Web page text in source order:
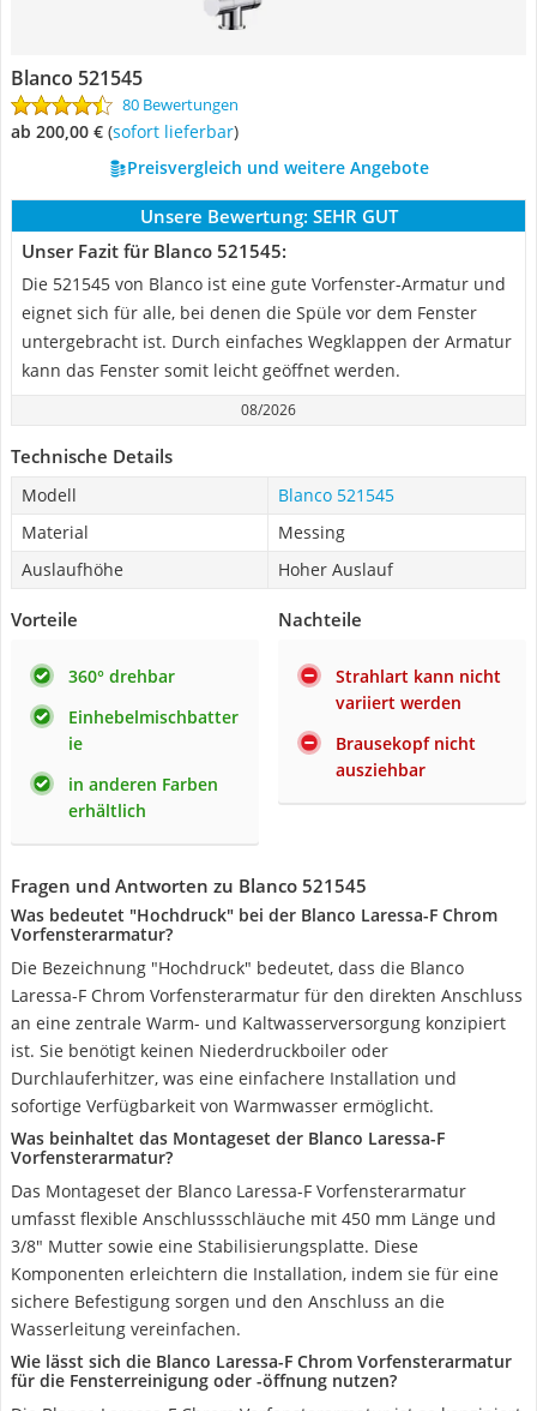
Blanco 521545
80 Bewertungen
ab 200,00 € ( Sofort lieferbar)
Preisvergleich und weitere Angebote
Unsere Bewertung: SEHR GUT
Unser Fazit für Blanco 521545:
Die 521545 von Blanco ist eine gute Vorfenster-Armatur und
eignet sich für alle, bei denen die Spüle vor dem Fenster
untergebracht ist. Durch einfaches Wegklappen der Armatur
kann das Fenster somit leicht geöffnet werden.
08/2026
Technische Details
Modell
Blanco 521545
Material
Messing
Auslaufhöhe
Hoher Auslauf
Vorteile
360° drehbar
Einhebelmischbatter
ie
in anderen Farben
erhältlich
Nachteile
Strahlart kann nicht
variiert werden
Brausekopf nicht
ausziehbar
Fragen und Antworten zu Blanco 521545
Was bedeutet "Hochdruck" bei der Blanco Laressa-F Chrom
Vorfensterarmatur?
Die Bezeichnung "Hochdruck" bedeutet, dass die Blanco
Laressa-F Chrom Vorfensterarmatur für den direkten Anschluss
an eine zentrale Warm- und Kaltwasserversorgung konzipiert
ist. Sie benötigt keinen Niederdruckboiler oder
Durchlauferhitzer, was eine einfachere Installation und
sofortige Verfügbarkeit von Warmwasser ermöglicht.
Was beinhaltet das Montageset der Blanco Laressa-F
Vorfensterarmatur?
Das Montageset der Blanco Laressa-F Vorfensterarmatur
umfasst flexible Anschlussschläuche mit 450 mm Länge und
3/8" Mutter sowie eine Stabilisierungsplatte. Diese
Komponenten erleichtern die Installation, indem sie für eine
sichere Befestigung sorgen und den Anschluss an die
Wasserleitung vereinfachen.
Wie lässt sich die Blanco Laressa-F Chrom Vorfensterarmatur
für die Fensterreinigung oder -öffnung nutzen?